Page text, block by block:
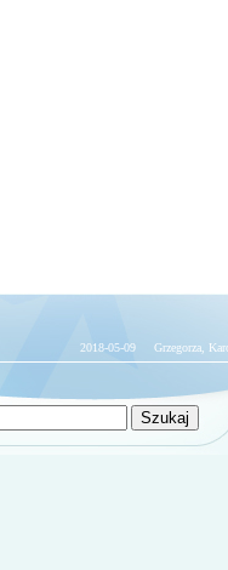
2018-05-09 Grzegorza,